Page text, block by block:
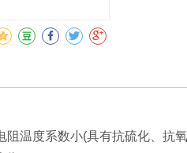
温度系数小(具有抗硫化、抗